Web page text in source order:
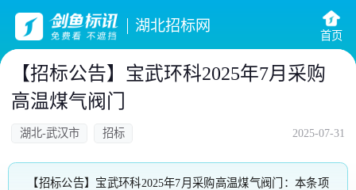
湖北招标网
首页
【招标公告】宝武环科2025年7月采购
高温煤气阀门
湖北-武汉市 招标 2025-07-31
【招标公告】宝武环科2025年7月采购高温煤气阀门：本条项